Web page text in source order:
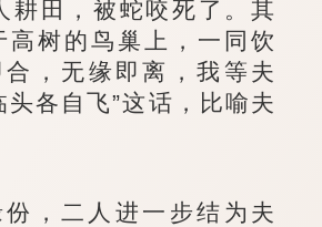
田，被蛇咬死了。其
树的鸟巢上，一同饮
，无缘即离，我等夫
各自飞”这话，比喻夫
，二人进一步结为夫